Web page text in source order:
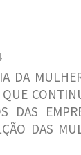
DA
QUE
DAS
DAS